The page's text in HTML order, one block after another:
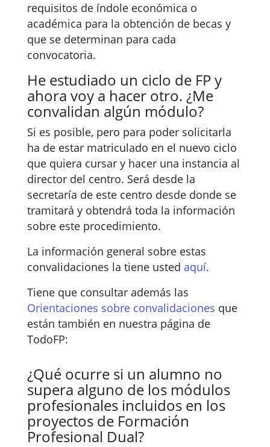
requisitos de índole económica o
académica para la obtención de becas y
que se determinan para cada
convocatoria.
He estudiado un ciclo de FP y
ahora voy a hacer otro. ¿Me
convalidan algún módulo?
Si es posible, pero para poder solicitarla
ha de estar matriculado en el nuevo ciclo
que quiera cursar y hacer una instancia al
director del centro. Será desde la
secretaría de este centro desde donde se
tramitará y obtendrá toda la información
sobre este procedimiento.
La información general sobre estas
convalidaciones la tiene usted aquí.
Tiene que consultar además las
Orientaciones sobre convalidaciones que
están también en nuestra página de
TodoFP:
¿Qué ocurre si un alumno no
supera alguno de los módulos
profesionales incluidos en los
proyectos de Formación
Profesional Dual?